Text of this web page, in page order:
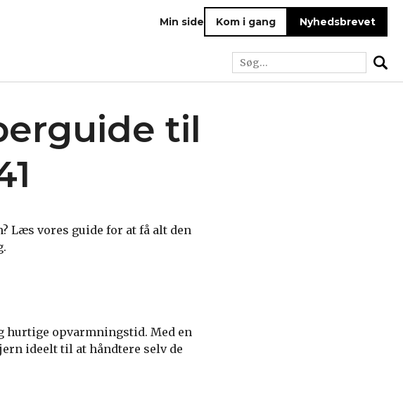
Min side Kom i gang Nyhedsbrevet
til
Læs vores guide for at få alt den
hurtige opvarmningstid. Med en
ideelt til at håndtere selv de